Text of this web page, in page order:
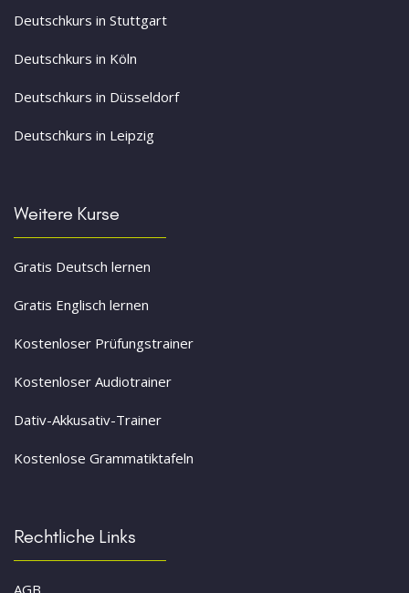
Deutschkurs in Stuttgart
Deutschkurs in Köln
Deutschkurs in Düsseldorf
Deutschkurs in Leipzig
Weitere Kurse
Gratis Deutsch lernen
Gratis Englisch lernen
Kostenloser Prüfungstrainer
Kostenloser Audiotrainer
Dativ-Akkusativ-Trainer
Kostenlose Grammatiktafeln
Rechtliche Links
AGB